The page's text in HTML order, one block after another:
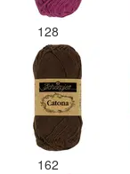
128
162